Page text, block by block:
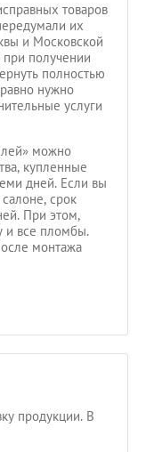
товаров
их
и Московской
при получении
полностью
нужно
услуги
можно
купленные
дней. Если вы
срок
При этом,
и все пломбы.
монтажа
продукции. В